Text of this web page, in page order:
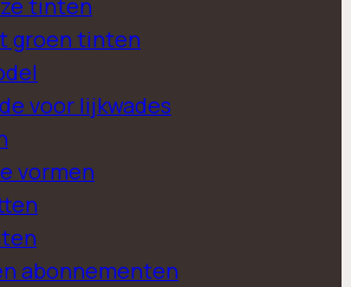
tinten
groen tinten
voor lijkwades
vormen
abonnementen